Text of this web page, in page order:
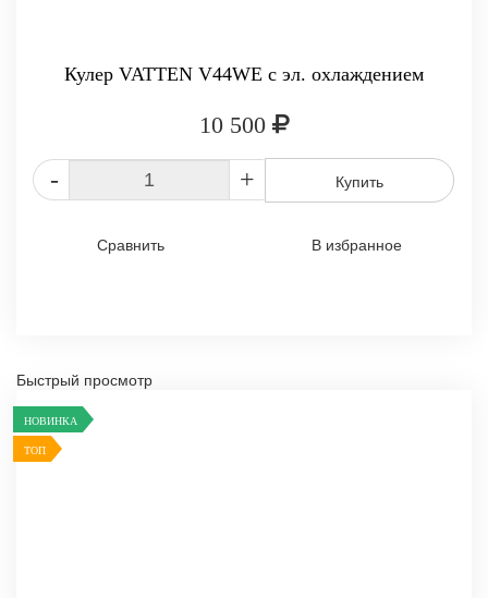
Кулер VATTEN V44WE с эл. охлаждением
10 500
- + Купить
Сравнить В избранное
Быстрый просмотр
НОВИНКА
ТОП